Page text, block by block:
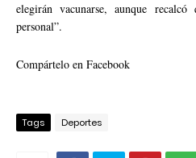
elegirán vacunarse, aunque
personal”.
Compártelo en Facebook
Tags Deportes